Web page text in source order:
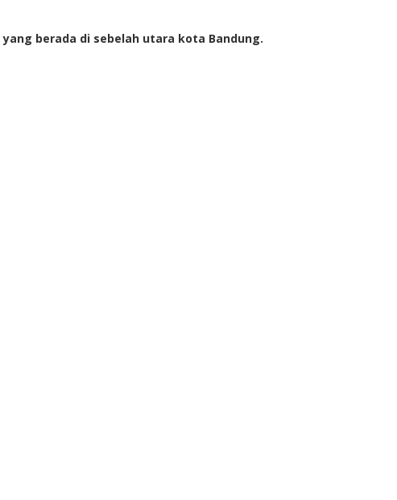
berada di sebelah utara kota Bandung.